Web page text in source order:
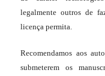
legalmente outros de
licença permita.
Recomendamos aos
submeterem os